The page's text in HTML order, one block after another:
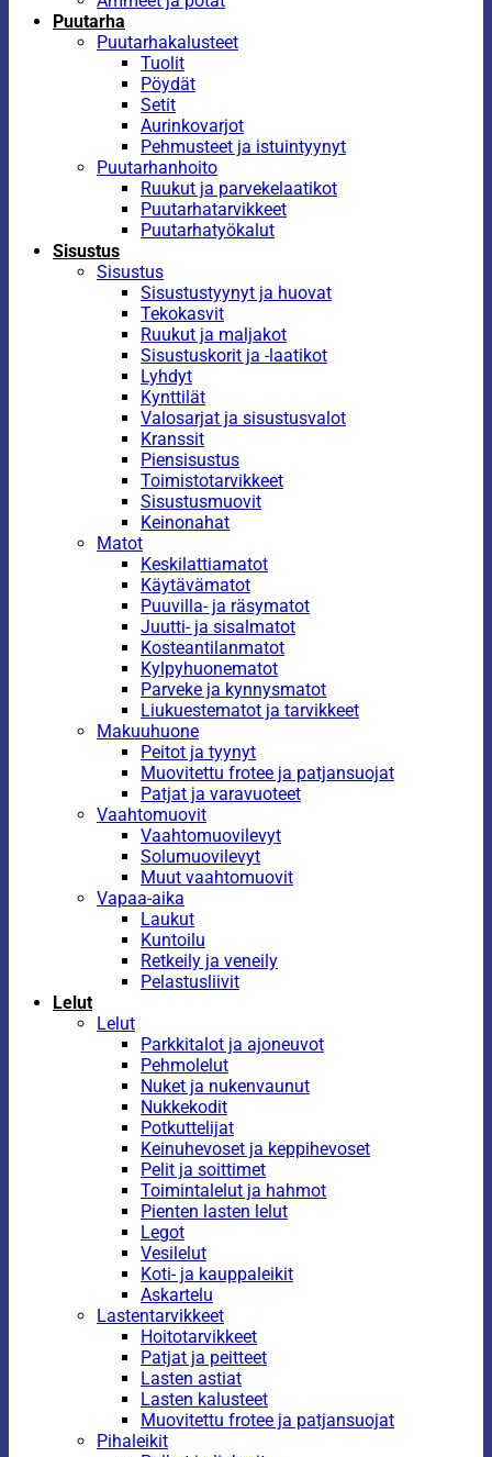
Puutarha
Puutarhakalusteet
Tuolit
Pöydät
Setit
Aurinkovarjot
Pehmusteet ja istuintyynyt
Puutarhanhoito
Ruukut ja parvekelaatikot
Puutarhatarvikkeet
Puutarhatyökalut
Sisustus
Sisustus
Sisustustyynyt ja huovat
Tekokasvit
Ruukut ja maljakot
Sisustuskorit ja -laatikot
Lyhdyt
Kynttilät
Valosarjat ja sisustusvalot
Kranssit
Piensisustus
Toimistotarvikkeet
Sisustusmuovit
Keinonahat
Matot
Keskilattiamatot
Käytävämatot
Puuvilla- ja räsymatot
Juutti- ja sisalmatot
Kosteantilanmatot
Kylpyhuonematot
Parveke ja kynnysmatot
Liukuestematot ja tarvikkeet
Makuuhuone
Peitot ja tyynyt
Muovitettu frotee ja patjansuojat
Patjat ja varavuoteet
Vaahtomuovit
Vaahtomuovilevyt
Solumuovilevyt
Muut vaahtomuovit
Vapaa-aika
Laukut
Kuntoilu
Retkeily ja veneily
Pelastusliivit
Lelut
Lelut
Parkkitalot ja ajoneuvot
Pehmolelut
Nuket ja nukenvaunut
Nukkekodit
Potkuttelijat
Keinuhevoset ja keppihevoset
Pelit ja soittimet
Toimintalelut ja hahmot
Pienten lasten lelut
Legot
Vesilelut
Koti- ja kauppaleikit
Askartelu
Lastentarvikkeet
Hoitotarvikkeet
Patjat ja peitteet
Lasten astiat
Lasten kalusteet
Muovitettu frotee ja patjansuojat
Pihaleikit